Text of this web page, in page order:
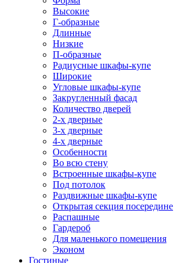
Высокие
Г-образные
Длинные
Низкие
П-образные
Радиусные шкафы-купе
Широкие
Угловые шкафы-купе
Закругленный фасад
Количество дверей
2-х дверные
3-х дверные
4-х дверные
Особенности
Во всю стену
Встроенные шкафы-купе
Под потолок
Раздвижные шкафы-купе
Открытая секция посередине
Распашные
Гардероб
Для маленького помещения
Эконом
Гостиные